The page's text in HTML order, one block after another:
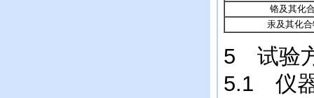
铬及其化
汞及其化
5 试验
5.1 仪